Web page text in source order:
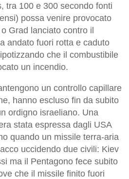
tra 100 e 300 secondo fonti
possa venire provocato
Grad lanciato contro il
andato fuori rotta e caduto
che il combustibile
un incendio.
un controllo capillare
hanno escluso fin da subito
ordigno israeliano. Una
stata espressa dagli USA
quando un missile terra-aria
uccidendo due civili: Kiev
ma il Pentagono fece subito
che il missile finito fuori